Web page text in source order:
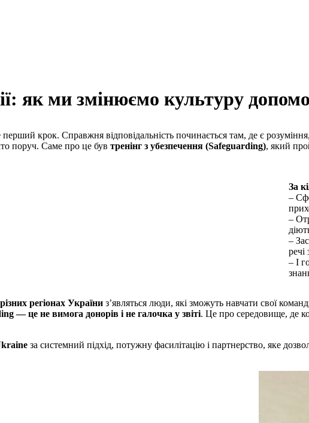
як ми змінюємо культуру
крок. Справжня відповідальність починається там, де є розуміння,
поруч. Саме про це був тренінг з убезпечення (Safeguarding), який
За
–
–
–
речі
– І
регіонах України з’являться люди, які зможуть навчати свої
— це не вимога донорів і не галочка у звіті. Це про середовище, де
за системний підхід, потужну фасилітацію і партнерство, яке